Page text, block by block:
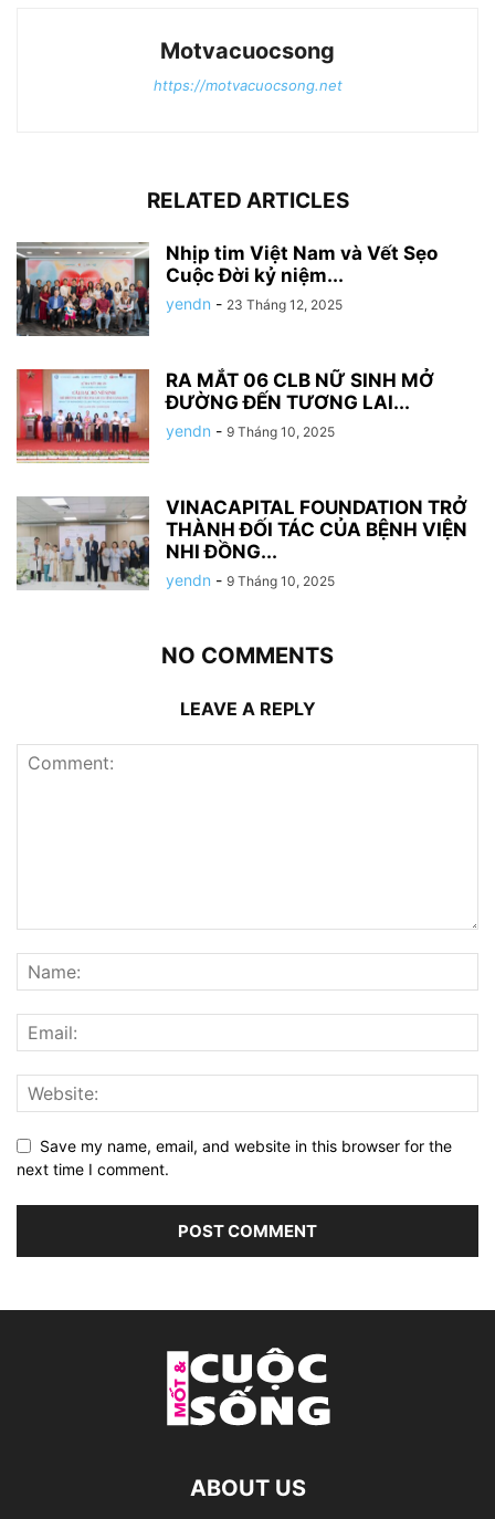
Motvacuocsong
https://motvacuocsong.net
RELATED ARTICLES
Nhịp tim Việt Nam và Vết Sẹo
Cuộc Đời kỷ niệm...
yendn - 23 Tháng 12, 2025
RA MẮT 06 CLB NỮ SINH MỞ
ĐƯỜNG ĐẾN TƯƠNG LAI...
yendn - 9 Tháng 10, 2025
VINACAPITAL FOUNDATION TRỞ
THÀNH ĐỐI TÁC CỦA BỆNH VIỆN
NHI ĐỒNG...
yendn - 9 Tháng 10, 2025
NO COMMENTS
LEAVE A REPLY
Save my name, email, and website in this browser for the
next time I comment.
ABOUT US